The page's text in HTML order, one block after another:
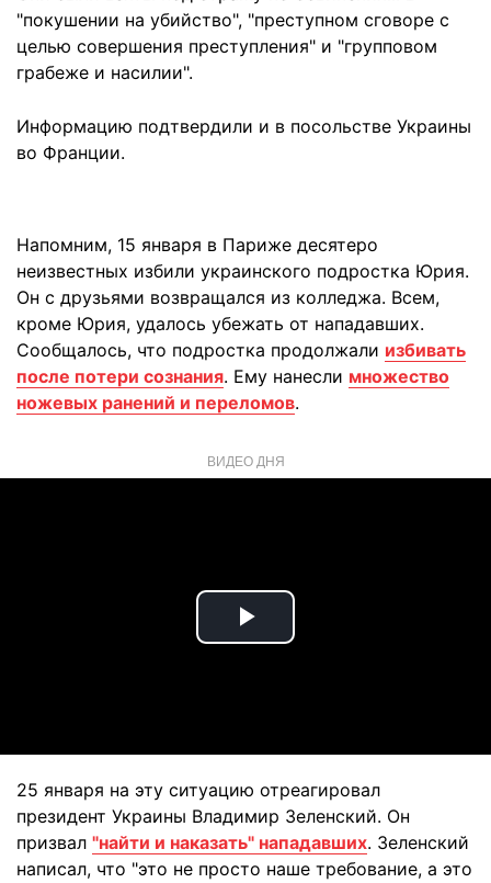
"покушении на убийство", "преступном сговоре с
целью совершения преступления" и "групповом
грабеже и насилии".
Информацию подтвердили и в посольстве Украины
во Франции.
Напомним, 15 января в Париже десятеро
неизвестных избили украинского подростка Юрия.
Он с друзьями возвращался из колледжа. Всем,
кроме Юрия, удалось убежать от нападавших.
Сообщалось, что подростка продолжали избивать
после потери сознания. Ему нанесли множество
ножевых ранений и переломов.
ВИДЕО ДНЯ
Play
25 января на эту ситуацию отреагировал
президент Украины Владимир Зеленский. Он
призвал "найти и наказать" нападавших. Зеленский
написал, что "это не просто наше требование, а это